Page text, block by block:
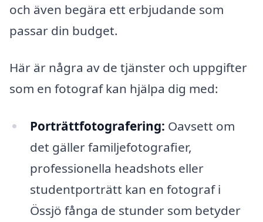
och även begära ett erbjudande som
passar din budget.
Här är några av de tjänster och uppgifter
som en fotograf kan hjälpa dig med:
Porträttfotografering: Oavsett om
det gäller familjefotografier,
professionella headshots eller
studentporträtt kan en fotograf i
Össjö fånga de stunder som betyder